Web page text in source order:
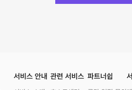
서비스 안내 관련 서비스 파트너쉽